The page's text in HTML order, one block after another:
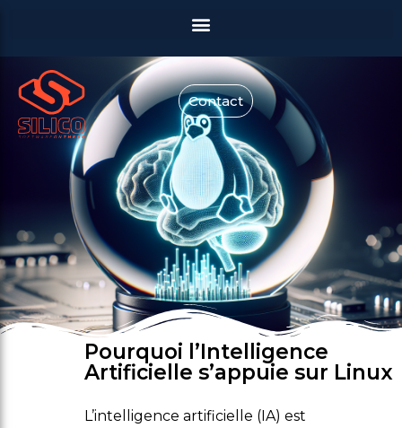
Contact
Pourquoi l’Intelligence
Artificielle s’appuie sur Linux
L’intelligence artificielle (IA) est